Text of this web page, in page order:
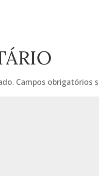
Campos obrigatórios